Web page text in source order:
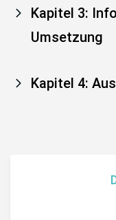
Kapitel 3:
Umsetzung
Kapitel 4: